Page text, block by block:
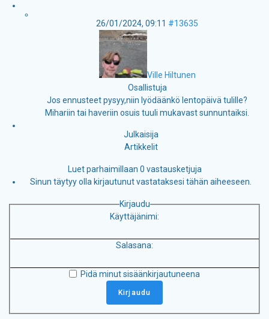
26/01/2024, 09:11 #13635
Ville Hiltunen
Osallistuja
Jos ennusteet pysyy,niin lyödäänkö lentopäivä tulille?
Mihariin tai haveriin osuis tuuli mukavast sunnuntaiksi.
Julkaisija
Artikkelit
Luet parhaimillaan 0 vastausketjuja
Sinun täytyy olla kirjautunut vastataksesi tähän aiheeseen.
Kirjaudu
Käyttäjänimi:
Salasana:
Pidä minut sisäänkirjautuneena
Kirjaudu